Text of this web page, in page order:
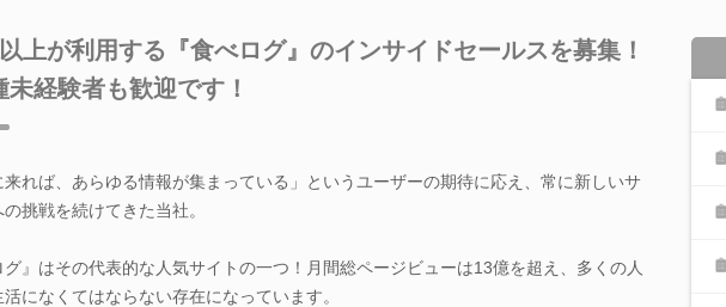
上が利用する『食べログ』のインサイドセールスを募集！
経験者も歓迎です！
来れば、あらゆる情報が集まっている」というユーザーの期待に応え、常に新しいサ
挑戦を続けてきた当社。
グ』はその代表的な人気サイトの一つ！月間総ページビューは13億を超え、多くの人
になくてはならない存在になっています。